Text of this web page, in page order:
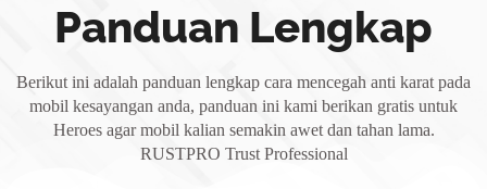
Panduan Lengkap
Berikut ini adalah panduan lengkap cara mencegah anti karat pada
mobil kesayangan anda, panduan ini kami berikan gratis untuk
Heroes agar mobil kalian semakin awet dan tahan lama.
RUSTPRO Trust Professional